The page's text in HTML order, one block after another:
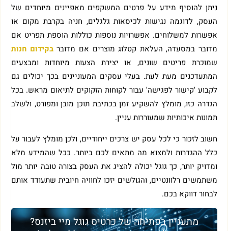
ניתן להוסיף מידע על פרטים המשקפים מאפיינים מיוחדים של
העסק, לדוגמה נגישות לכיסאות גלגלים, חניה בקרבת מקום או
אפשרות למשלוחים. אפשרויות נוספות כוללות הוספת תפריט אם
מדובר במסעדה, העלאת קטלוג מוצרים אם מדובר בקידום חנות
שמוכרת פריטים שונים, או יצירת הצעות מיוחדות ומבצעים
המתעדכנים מעת לעת. בעלי עסקים המעוניינים בכך יכולים גם
לקבוע 'קישור לפגישה' עבור לקוחות הזקוקים לתיאום מראש. בכל
הגדרה כזו, מומלץ להשקיע זמן בכתיבת תוכן מובן ומפורט, ולשלב
תמונות איכותיות שמעוררות עניין.
חשוב לזכור כי לכל עסק יש צרכים ייחודיים, ולכן מומלץ לעבור על
כלל ההגדרות ולמצוא מה מתאים לכם ביותר. ככל שהמידע מלא
ומדויק יותר, כך גוגל יכולה להציג את העסק בצורה טובה יותר מול
משתמשים רלוונטיים, והגולשים יזכו לחוויה חיובית שתעודד אותם
לבחור דווקא בכם.
מתעניין בפתיחה של כרטיס גוגל מיי ביזנס?